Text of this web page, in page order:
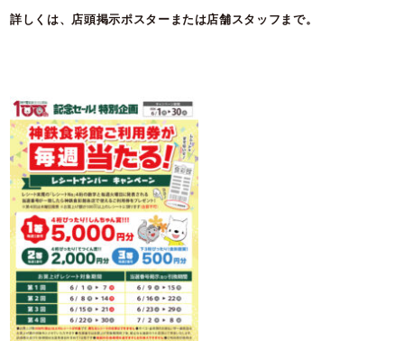
詳しくは、店頭掲示ポスターまたは店舗スタッフまで。